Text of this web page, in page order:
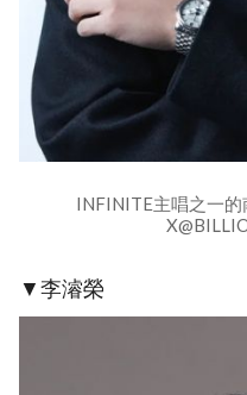
INFINITE主唱之一的
▼李濬榮